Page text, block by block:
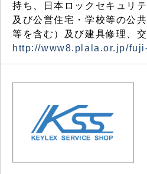
持ち、日本ロックセキュリ
及び公営住宅・学校等の公
等を含む）及び建具修理、交
http://www8.plala.or.jp/